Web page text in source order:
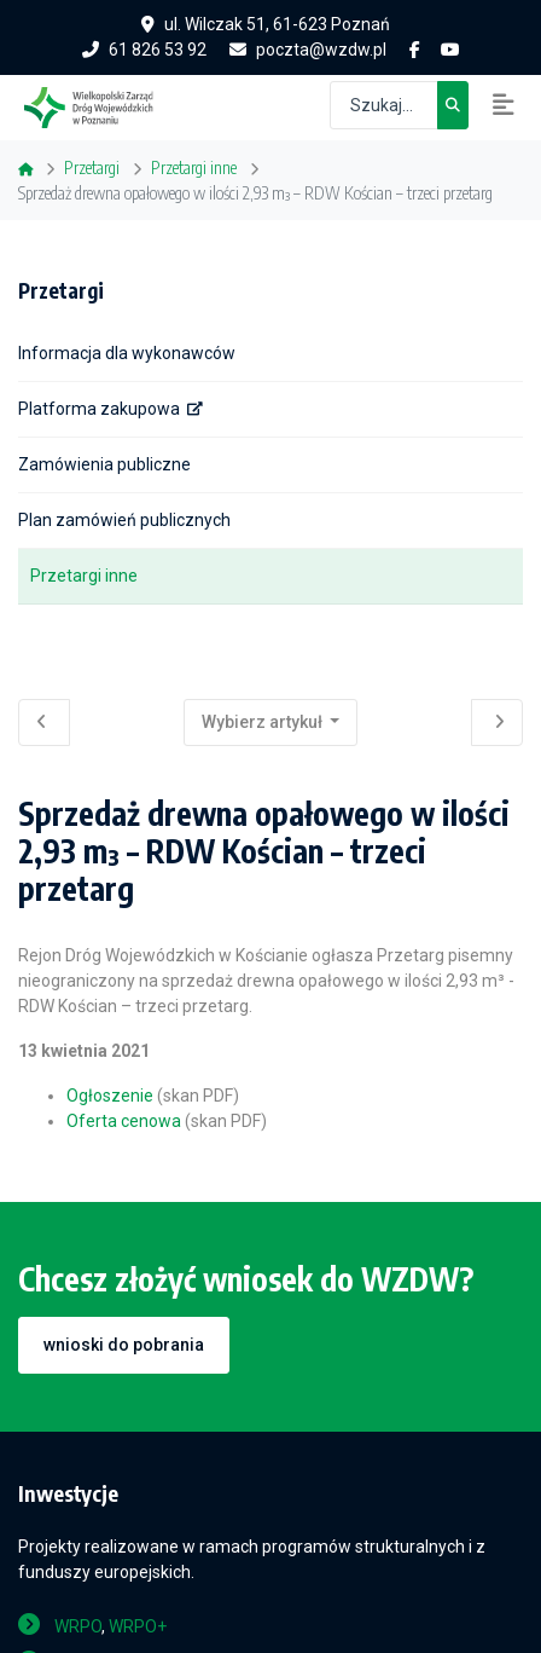
ul. Wilczak 51, 61-623 Poznań
61 826 53 92
poczta@wzdw.pl
Przetargi
Przetargi inne
Sprzedaż drewna opałowego w ilości 2,93 m³ – RDW Kościan – trzeci przetarg
Przetargi
Informacja dla wykonawców
Platforma zakupowa
Zamówienia publiczne
Plan zamówień publicznych
Przetargi inne
Wybierz artykuł
Sprzedaż drewna opałowego w ilości
2,93 m³ – RDW Kościan – trzeci
przetarg
Rejon Dróg Wojewódzkich w Kościanie ogłasza Przetarg pisemny
nieograniczony na sprzedaż drewna opałowego w ilości 2,93 m³ -
RDW Kościan – trzeci przetarg.
13 kwietnia 2021
Ogłoszenie (skan PDF)
Oferta cenowa (skan PDF)
Chcesz złożyć wniosek do WZDW?
wnioski do pobrania
Inwestycje
Projekty realizowane w ramach programów strukturalnych i z
funduszy europejskich.
WRPO, WRPO+